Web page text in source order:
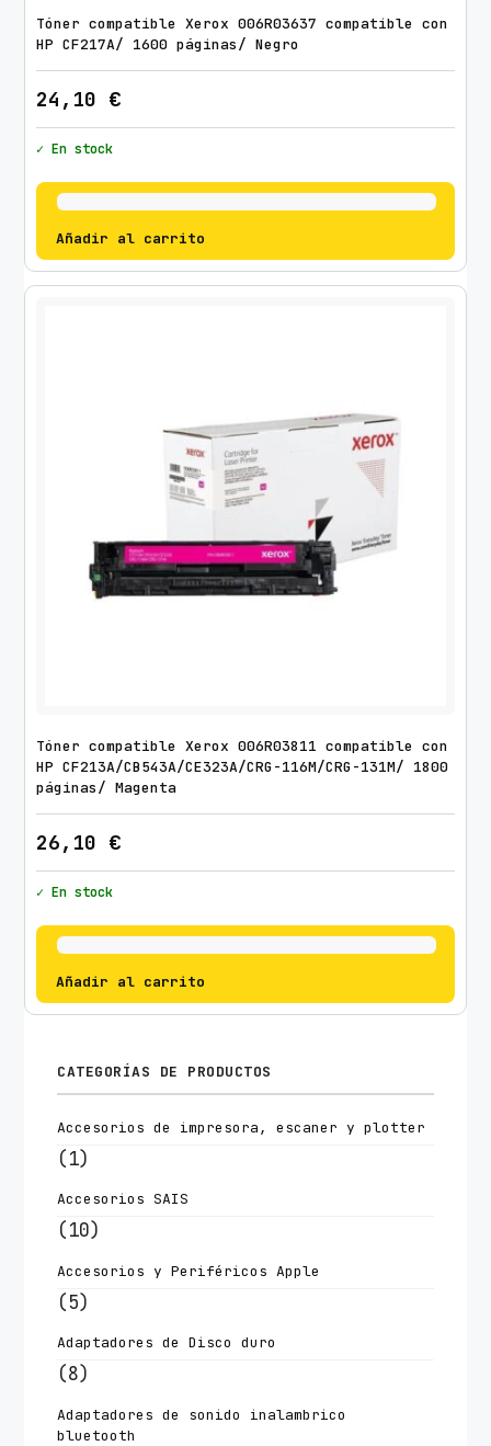
Tóner compatible Xerox 006R03637 compatible con
HP CF217A/ 1600 páginas/ Negro
24,10 €
✓ En stock
Añadir al carrito
Tóner compatible Xerox 006R03811 compatible con
HP CF213A/CB543A/CE323A/CRG-116M/CRG-131M/ 1800
páginas/ Magenta
26,10 €
✓ En stock
Añadir al carrito
CATEGORÍAS DE PRODUCTOS
Accesorios de impresora, escaner y plotter
(1)
Accesorios SAIS
(10)
Accesorios y Periféricos Apple
(5)
Adaptadores de Disco duro
(8)
Adaptadores de sonido inalambrico
bluetooth